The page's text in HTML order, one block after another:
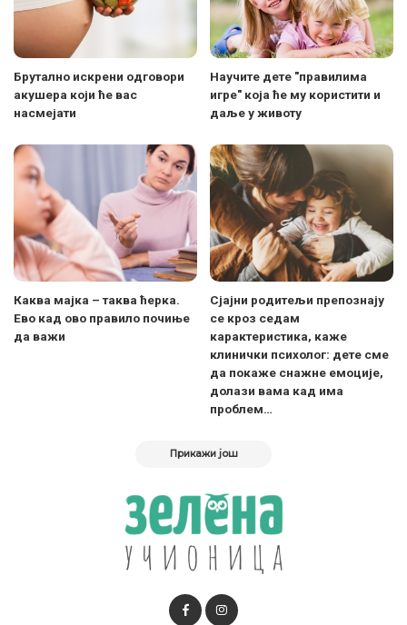
Брутално искрени одговори
акушера који ће вас
насмејати
Научите дете "правилима
игре" која ће му користити и
даље у животу
Каква мајка – таква ћерка.
Ево кад ово правило почиње
да важи
Сјајни родитељи препознају
се кроз седам
карактеристика, каже
клинички психолог: дете сме
да покаже снажне емоције,
долази вама кад има
проблем…
Прикажи још